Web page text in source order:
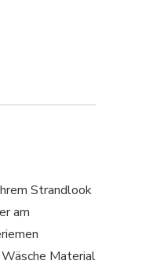
Strandlook
am
Material